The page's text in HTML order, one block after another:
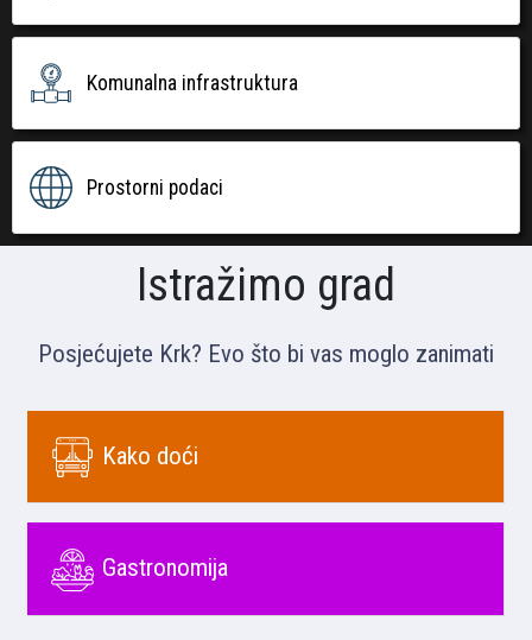
Komunalna infrastruktura
Prostorni podaci
Istražimo grad
Posjećujete Krk? Evo što bi vas moglo zanimati
Kako doći
Gastronomija